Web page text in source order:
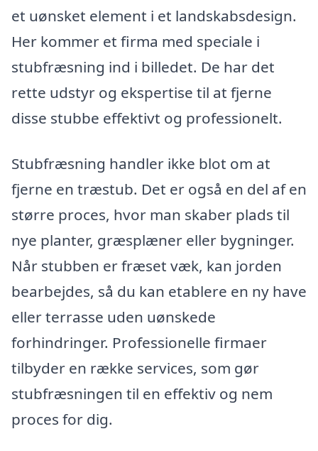
et uønsket element i et landskabsdesign.
Her kommer et firma med speciale i
stubfræsning ind i billedet. De har det
rette udstyr og ekspertise til at fjerne
disse stubbe effektivt og professionelt.
Stubfræsning handler ikke blot om at
fjerne en træstub. Det er også en del af en
større proces, hvor man skaber plads til
nye planter, græsplæner eller bygninger.
Når stubben er fræset væk, kan jorden
bearbejdes, så du kan etablere en ny have
eller terrasse uden uønskede
forhindringer. Professionelle firmaer
tilbyder en række services, som gør
stubfræsningen til en effektiv og nem
proces for dig.